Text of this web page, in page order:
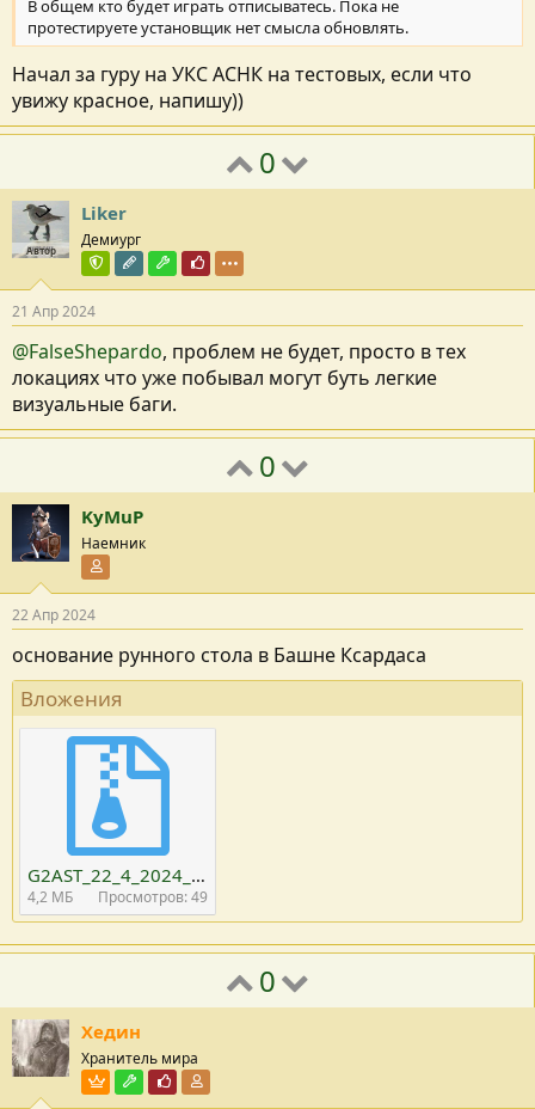
В общем кто будет играть отписыватесь. Пока не
протестируете установщик нет смысла обновлять.
Начал за гуру на УКС АСНК на тестовых, если что
увижу красное, напишу))
0
Автор
Liker
Демиург
Команда форума
Редактор раздела
Модостроитель
Почётный пользователь
21 Апр 2024
@FalseShepardo, проблем не будет, просто в тех
локациях что уже побывал могут буть легкие
визуальные баги.
0
KyMuP
Наемник
22 Апр 2024
основание рунного стола в Башне Ксардаса
Вложения
G2AST_22_4_2024_11_16_26_348.zip
4,2 MБ Просмотров: 49
0
Хедин
Хранитель мира
Пользователь VIP
Модостроитель
Почётный пользователь